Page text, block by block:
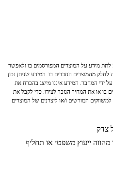
לתת מידע על המוצרים המפורסמים בו ולאפשר
מהמוצרים הנזכרים בו. המידע שניתן נכון
ידי המחבר. המידע איננו מייצג בהכרח את
בו או את המחיר הנזכר לצידו. כדי לקבל את
המורשים ו/או ליצרנים של המוצרים
ייעוץ משפטי או תחליף